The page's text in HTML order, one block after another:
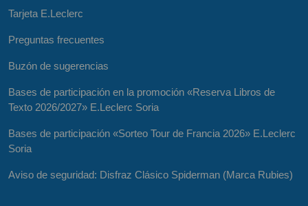
Tarjeta E.Leclerc
Preguntas frecuentes
Buzón de sugerencias
Bases de participación en la promoción «Reserva Libros de
Texto 2026/2027» E.Leclerc Soria
Bases de participación «Sorteo Tour de Francia 2026» E.Leclerc
Soria
Aviso de seguridad: Disfraz Clásico Spiderman (Marca Rubies)